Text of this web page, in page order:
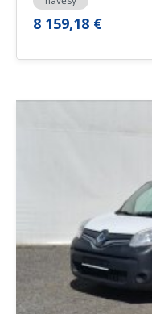
8 159,18 €